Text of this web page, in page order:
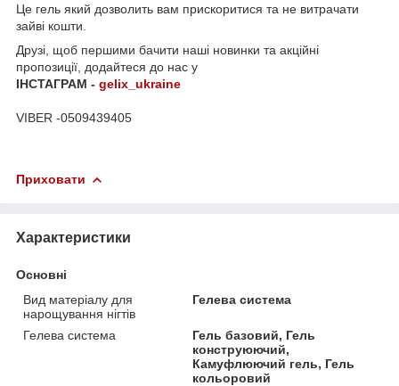
Це гель який дозволить вам прискоритися та не витрачати
зайві кошти.
Друзі, щоб першими бачити наші новинки та акційні
пропозиції, додайтеся до нас у
ІНСТАГРАМ - gelix_ukraine
VIBER -0509439405
Приховати
Характеристики
Основні
Вид матеріалу для
нарощування нігтів
Гелева система
Гелева система
Гель базовий, Гель
конструюючий,
Камуфлюючий гель, Гель
кольоровий